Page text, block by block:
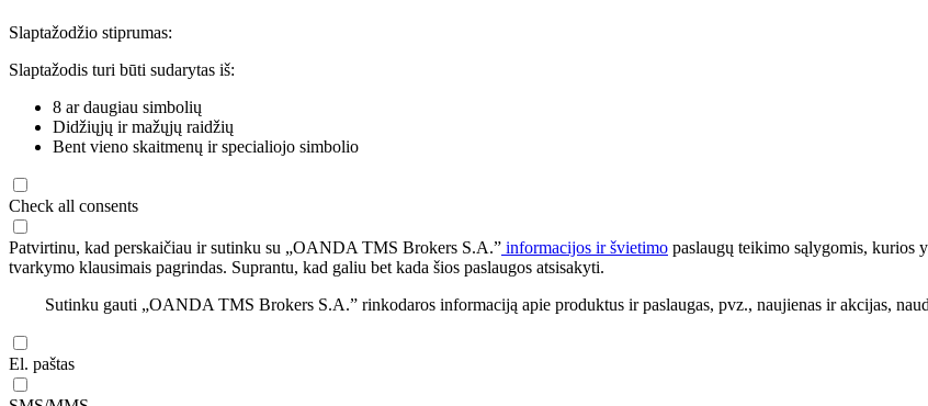
Slaptažodžio stiprumas:
Slaptažodis turi būti sudarytas iš:
8 ar daugiau simbolių
Didžiųjų ir mažųjų raidžių
Bent vieno skaitmenų ir specialiojo simbolio
Check all consents
Patvirtinu, kad perskaičiau ir sutinku su „OANDA TMS Brokers S.A.” informacijos ir švietimo paslaugų teikimo sąlygomis, kurios
tvarkymo klausimais pagrindas. Suprantu, kad galiu bet kada šios paslaugos atsisakyti.
Sutinku gauti „OANDA TMS Brokers S.A.” rinkodaros informaciją apie produktus ir paslaugas, pvz., naujienas ir akcijas,
El. paštas